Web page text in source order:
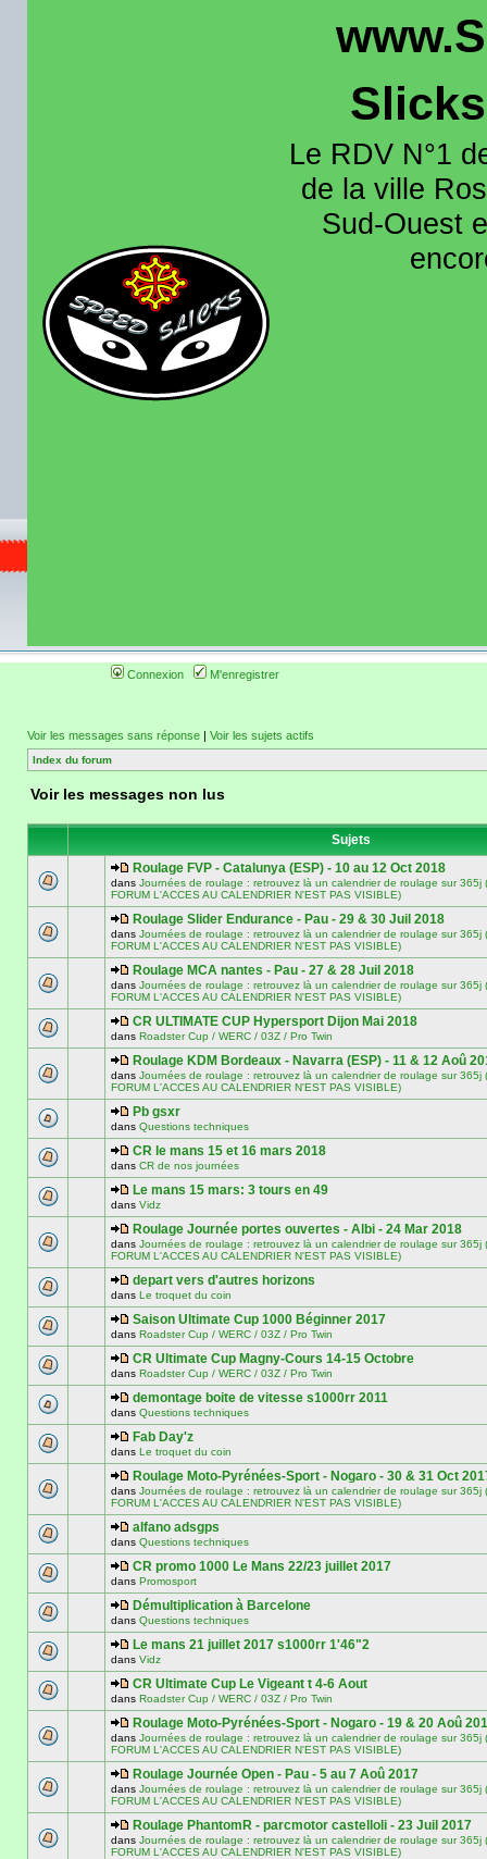
Le RDV N°1
de la ville
Sud-Ouest
Connexion M'enregistrer
Voir les messages sans réponse | Voir les sujets actifs
Index du forum
Voir les messages non lus
Sujets
Roulage FVP - Catalunya (ESP) - 10 au 12 Oct 2018
dans Journées de roulage : retrouvez là un calendrier de roulage sur 365j
FORUM L'ACCES AU CALENDRIER N'EST PAS VISIBLE)
Roulage Slider Endurance - Pau - 29 & 30 Juil 2018
dans Journées de roulage : retrouvez là un calendrier de roulage sur 365j
FORUM L'ACCES AU CALENDRIER N'EST PAS VISIBLE)
Roulage MCA nantes - Pau - 27 & 28 Juil 2018
dans Journées de roulage : retrouvez là un calendrier de roulage sur 365j
FORUM L'ACCES AU CALENDRIER N'EST PAS VISIBLE)
CR ULTIMATE CUP Hypersport Dijon Mai 2018
dans Roadster Cup / WERC / 03Z / Pro Twin
Roulage KDM Bordeaux - Navarra (ESP) - 11 & 12 Aoû
dans Journées de roulage : retrouvez là un calendrier de roulage sur 365j
FORUM L'ACCES AU CALENDRIER N'EST PAS VISIBLE)
Pb gsxr
dans Questions techniques
CR le mans 15 et 16 mars 2018
dans CR de nos journées
Le mans 15 mars: 3 tours en 49
dans Vidz
Roulage Journée portes ouvertes - Albi - 24 Mar 2018
dans Journées de roulage : retrouvez là un calendrier de roulage sur 365j
FORUM L'ACCES AU CALENDRIER N'EST PAS VISIBLE)
depart vers d'autres horizons
dans Le troquet du coin
Saison Ultimate Cup 1000 Béginner 2017
dans Roadster Cup / WERC / 03Z / Pro Twin
CR Ultimate Cup Magny-Cours 14-15 Octobre
dans Roadster Cup / WERC / 03Z / Pro Twin
demontage boite de vitesse s1000rr 2011
dans Questions techniques
Fab Day'z
dans Le troquet du coin
Roulage Moto-Pyrénées-Sport - Nogaro - 30 & 31 Oct
dans Journées de roulage : retrouvez là un calendrier de roulage sur 365j
FORUM L'ACCES AU CALENDRIER N'EST PAS VISIBLE)
alfano adsgps
dans Questions techniques
CR promo 1000 Le Mans 22/23 juillet 2017
dans Promosport
Démultiplication à Barcelone
dans Questions techniques
Le mans 21 juillet 2017 s1000rr 1'46"2
dans Vidz
CR Ultimate Cup Le Vigeant t 4-6 Aout
dans Roadster Cup / WERC / 03Z / Pro Twin
Roulage Moto-Pyrénées-Sport - Nogaro - 19 & 20 Aoû
dans Journées de roulage : retrouvez là un calendrier de roulage sur 365j
FORUM L'ACCES AU CALENDRIER N'EST PAS VISIBLE)
Roulage Journée Open - Pau - 5 au 7 Aoû 2017
dans Journées de roulage : retrouvez là un calendrier de roulage sur 365j
FORUM L'ACCES AU CALENDRIER N'EST PAS VISIBLE)
Roulage PhantomR - parcmotor castelloli - 23 Juil 2017
dans Journées de roulage : retrouvez là un calendrier de roulage sur 365j
FORUM L'ACCES AU CALENDRIER N'EST PAS VISIBLE)